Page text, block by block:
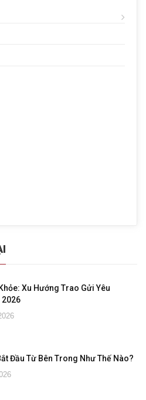
Xu Hướng Trao Gửi Yêu
2026
Đầu Từ Bên Trong Như Thế Nào?